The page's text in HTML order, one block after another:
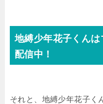
地縛少年花子くん
配信中！
それと、地縛少年花子く